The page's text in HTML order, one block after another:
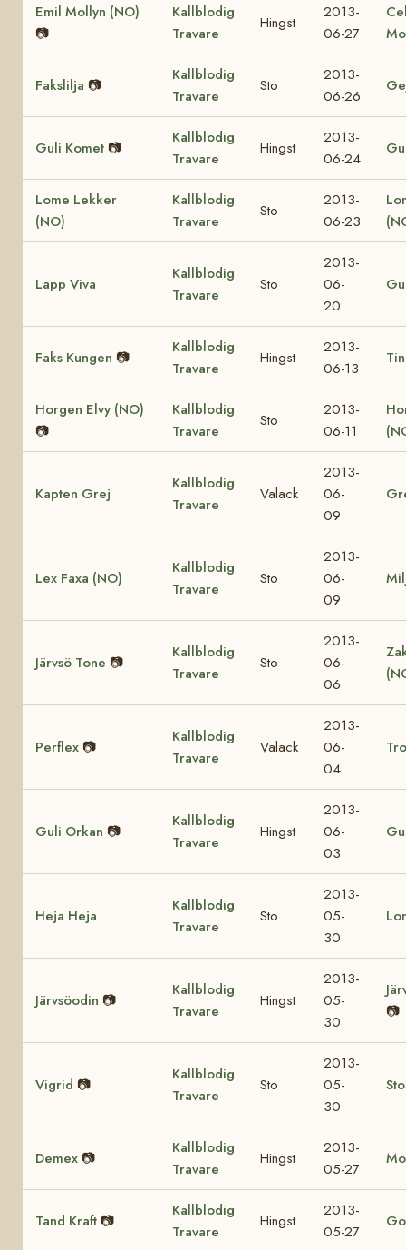
Emil Mollyn (NO)
📷
Kallblodig
Travare
Hingst
2013-
06-27
Fakslilja 📷
Kallblodig
Travare
Sto
2013-
06-26
Guli Komet 📷
Kallblodig
Travare
Hingst
2013-
06-24
Lome Lekker
(NO)
Kallblodig
Travare
Sto
2013-
06-23
Lapp Viva
Kallblodig
Travare
Sto
2013-
06-
20
Faks Kungen 📷
Kallblodig
Travare
Hingst
2013-
06-13
Horgen Elvy (NO)
📷
Kallblodig
Travare
Sto
2013-
06-11
Kapten Grej
Kallblodig
Travare
Valack
2013-
06-
09
Lex Faxa (NO)
Kallblodig
Travare
Sto
2013-
06-
09
Järvsö Tone 📷
Kallblodig
Travare
Sto
2013-
06-
06
Perflex 📷
Kallblodig
Travare
Valack
2013-
06-
04
Guli Orkan 📷
Kallblodig
Travare
Hingst
2013-
06-
03
Heja Heja
Kallblodig
Travare
Sto
2013-
05-
30
Järvsöodin 📷
Kallblodig
Travare
Hingst
2013-
05-
30
📷
Vigrid 📷
Kallblodig
Travare
Sto
2013-
05-
30
Demex 📷
Kallblodig
Travare
Hingst
2013-
05-27
Tand Kraft 📷
Kallblodig
Travare
Hingst
2013-
05-27